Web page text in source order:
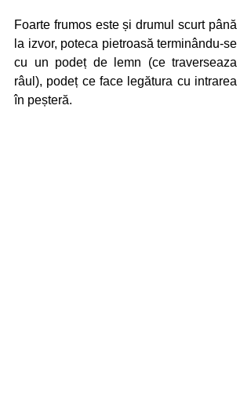
Foarte frumos este și drumul scurt până
la izvor, poteca pietroasă terminându-se
cu un podeț de lemn (ce traverseaza
râul), podeț ce face legătura cu intrarea
în peșteră.